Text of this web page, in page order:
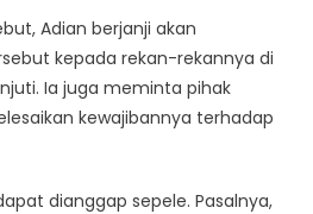
Adian berjanji akan
kepada rekan-rekannya di
Ia juga meminta pihak
kewajibannya terhadap
dianggap sepele. Pasalnya,